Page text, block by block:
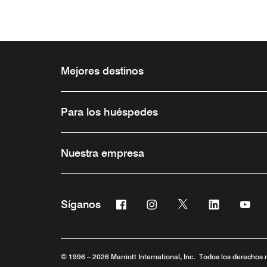
Mejores destinos
Para los huéspedes
Nuestra empresa
Síganos Facebook
Abre una ventana nueva
Instagram
Abre una ventana nueva
Twitter
Abre una ventana
Linkedin
Abre unaAbre
© 1996 – 2026 Marriott International, Inc. Todos los derechos